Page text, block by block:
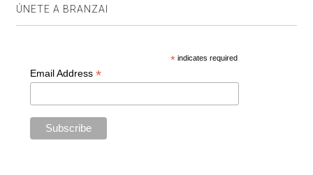
ÚNETE A BRANZAI
* indicates required
Email Address *